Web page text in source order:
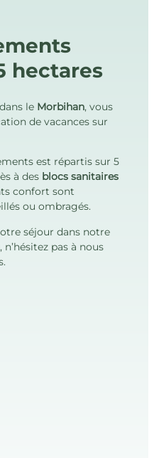
hectares
dans le Morbihan, vous
de vacances sur
est répartis sur 5
à des blocs sanitaires
confort sont
ou ombragés.
séjour dans notre
, n’hésitez pas à nous